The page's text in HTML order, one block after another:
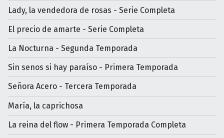
Lady, la vendedora de rosas - Serie Completa
El precio de amarte - Serie Completa
La Nocturna - Segunda Temporada
Sin senos si hay paraíso - Primera Temporada
Señora Acero - Tercera Temporada
María, la caprichosa
La reina del flow - Primera Temporada Completa